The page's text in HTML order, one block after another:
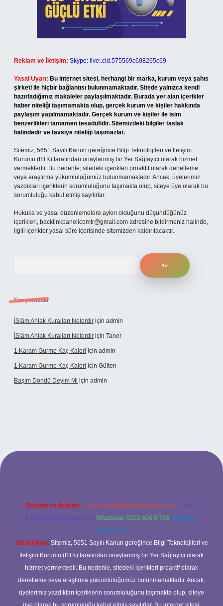
Reklam ve İletişim: Skype: live:.cid.575569c608265c69
Yasal Uyarı: Bu internet sitesi, herhangi bir marka, kurum veya şahıs
şirketi ile hiçbir bağlantısı bulunmamaktadır. Sitede yalnızca kendi
hazırladığımız makaleler paylaşılmaktadır. Burada yer alan içerikler
haber niteliği taşımamakta olup, gerçek kurum ve kişiler hakkında
paylaşım yapılmamaktadır. Gerçek kurum ve kişiler ile isim
benzerlikleri tamamen tesadüfidir. Sitemizdeki bilgiler taslak
halindedir ve tavsiye niteliği taşımazlar.
Sitemiz, 5651 Sayılı Kanun gereğince Bilgi Teknolojileri ve İletişim
Kurumu (BTK) tarafından onaylanmış bir Yer Sağlayıcı olarak hizmet
vermektedir. Bu nedenle, sitedeki içerikleri proaktif olarak denetleme
veya araştırma yükümlülüğümüz bulunmamaktadır. Ancak, üyelerimiz
yazdıkları içeriklerin sorumluluğunu taşımakta olup, siteye üye olarak bu
sorumluluğu kabul etmiş sayılırlar.
Hukuka ve yasal düzenlemelere aykırı olduğunu düşündüğünüz
içerikleri, backlinkpanelicomtr@gmail.com adresine bildirmeniz halinde,
ilgili içerikler yasal süre içerisinde sitemizden kaldırılacaktır.
Son yorumlar
İSlâm Ahlak Kuralları Nelerdir için admin
İSlâm Ahlak Kuralları Nelerdir için Taner
1 Karam Gurme Kaç Kalori için admin
1 Karam Gurme Kaç Kalori için Gülten
Başım Döndü Deyim Mi için admin
Reklam ve İletişim: E-mail: backlinkpaneli@gmail.com Teams:
forumhizmeti@gmail.com Whatsapp: 0262 606 0 726 Telegram:
@karabul
Yasal Uyarı: Sitemiz, 5651 Sayılı Kanun gereğince Bilgi Teknolojileri ve
İletişim Kurumu (BTK) tarafından onaylanmış bir Yer Sağlayıcı olarak
hizmet vermektedir. Bu nedenle, sitedeki içerikleri proaktif olarak
denetleme veya araştırma yükümlülüğümüz bulunmamaktadır. Ancak,
üyelerimiz yazdıkları içeriklerin sorumluluğunu taşımakta olup, siteye